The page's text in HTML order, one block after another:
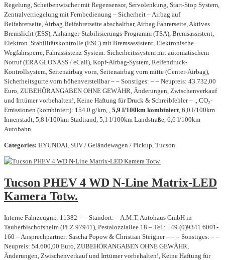
Regelung, Scheibenwischer mit Regensensor, Servolenkung, Start-Stop System,
Zentralverriegelung mit Fernbedienung – Sicherheit – Airbag auf
Beifahrerseite, Airbag Beifahrerseite abschaltbar, Airbag Fahrerseite, Aktives
Bremslicht (ESS), Anhänger-Stabilisierungs-Programm (TSA), Bremsassistent,
Elektron. Stabilitätskontrolle (ESC) mit Bremsassistent, Elektronische
Wegfahrsperre, Fahrassistenz-System: Sicherheitssystem mit automatischem
Notruf (ERA GLONASS / eCall), Kopf-Airbag-System, Reifendruck-
Kontrollsystem, Seitenairbag vorn, Seitenairbag vorn mitte (Center-Airbag),
Sicherheitsgurte vorn höhenverstellbar – – Sonstiges: – – Neupreis: 43.732,00
Euro, ZUBEHÖRANGABEN OHNE GEWÄHR, Änderungen, Zwischenverkauf
und Irrtümer vorbehalten!, Keine Haftung für Druck & Schreibfehler – ., CO₂-
Emissionen (kombiniert): 154.0 g/km, , 5,9 l/100km kombiniert , 6,0 l/100km
Innenstadt, 5,8 l/100km Stadtrand, 5,1 l/100km Landstraße, 6,6 l/100km
Autobahn
Categories: HYUNDAI, SUV / Geländewagen / Pickup, Tucson
Tucson PHEV 4 WD N-Line Matrix-LED
Kamera Totw.
Interne Fahrzeugnr.: 11382 – – Standort: – A.M.T. Autohaus GmbH in
Tauberbischofsheim (PLZ 97941), Pestalozziallee 18 – Tel.: +49 (0)9341 6001-
160 – Ansprechpartner: Sascha Popow & Christian Steigner – – – Sonstiges: – –
Neupreis: 54.600,00 Euro, ZUBEHÖRANGABEN OHNE GEWÄHR,
Änderungen, Zwischenverkauf und Irrtümer vorbehalten!, Keine Haftung für